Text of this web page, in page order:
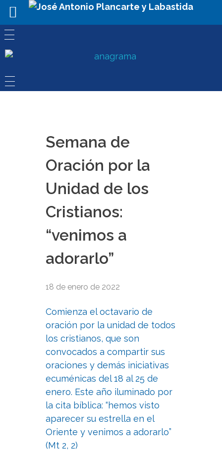
Semana de
Oración por la
Unidad de los
Cristianos:
“venimos a
adorarlo”
18 de enero de 2022
Comienza el octavario de
oración por la unidad de todos
los cristianos, que son
convocados a compartir sus
oraciones y demás iniciativas
ecuménicas del 18 al 25 de
enero. Este año iluminado por
la cita bíblica: “hemos visto
aparecer su estrella en el
Oriente y venimos a adorarlo”
(Mt 2, 2)